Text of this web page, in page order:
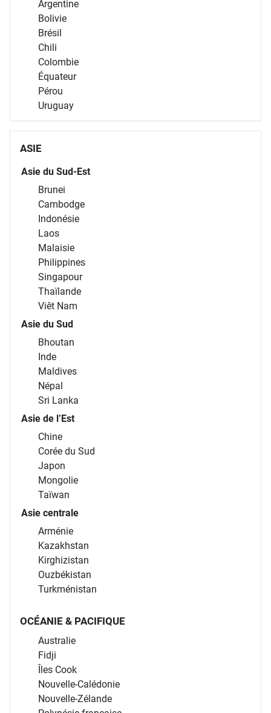
Argentine
Bolivie
Brésil
Chili
Colombie
Équateur
Pérou
Uruguay
ASIE
Asie du Sud-Est
Brunei
Cambodge
Indonésie
Laos
Malaisie
Philippines
Singapour
Thaïlande
Viêt Nam
Asie du Sud
Bhoutan
Inde
Maldives
Népal
Sri Lanka
Asie de l’Est
Chine
Corée du Sud
Japon
Mongolie
Taïwan
Asie centrale
Arménie
Kazakhstan
Kirghizistan
Ouzbékistan
Turkménistan
OCÉANIE & PACIFIQUE
Australie
Fidji
Îles Cook
Nouvelle-Calédonie
Nouvelle-Zélande